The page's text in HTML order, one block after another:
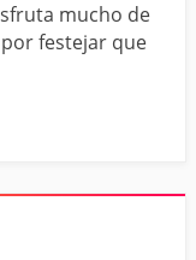
mucho de
festejar que